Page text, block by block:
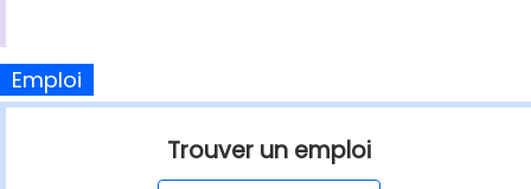
Emploi
Trouver un emploi